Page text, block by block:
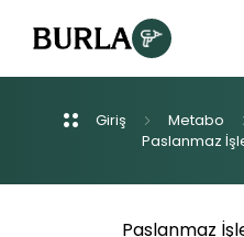
Ürünlerimiz
Giriş Metabo
Paslanmaz
Paslanmaz